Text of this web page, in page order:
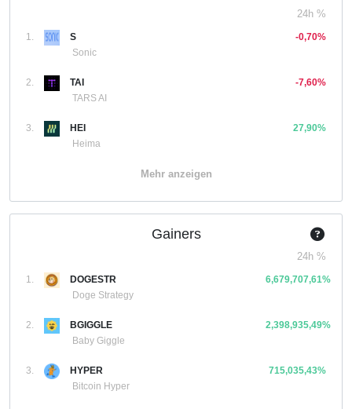
24h %
1.
S
Sonic
-0,70%
2.
TAI
TARS AI
-7,60%
3.
HEI
Heima
27,90%
Mehr anzeigen
Gainers
24h %
1.
DOGESTR
Doge Strategy
6,679,707,61%
2.
BGIGGLE
Baby Giggle
2,398,935,49%
3.
HYPER
Bitcoin Hyper
715,035,43%